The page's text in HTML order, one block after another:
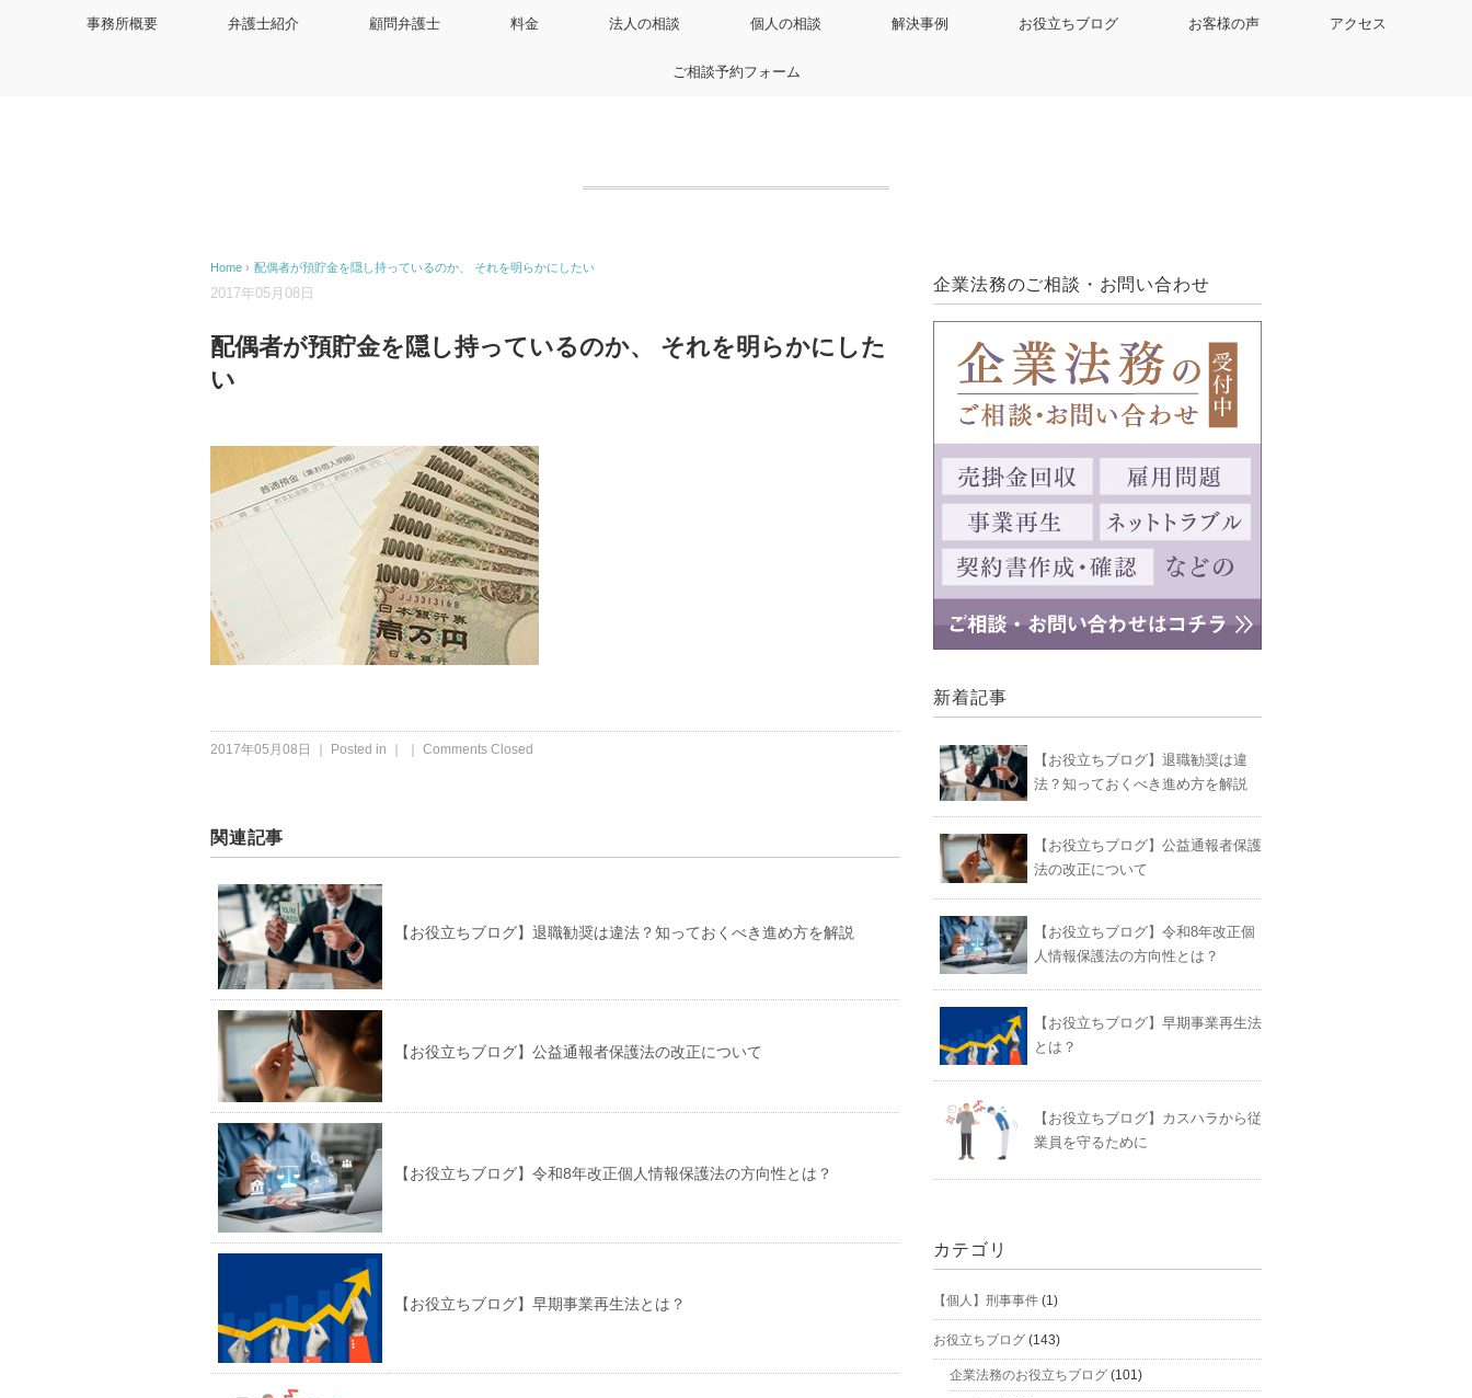
事務所概要 弁護士紹介 顧問弁護士 料金 法人の相談 個人の相談 解決事例 お役立ちブログ お客様の声 アクセス
ご相談予約フォーム
Home › 配偶者が預貯金を隠し持っているのか、 それを明らかにしたい
2017年05月08日
配偶者が預貯金を隠し持っているのか、 それを明らかにした
い
2017年05月08日 ｜ Posted in ｜ ｜ Comments Closed
関連記事
【お役立ちブログ】退職勧奨は違法？知っておくべき進め方を解説
【お役立ちブログ】公益通報者保護法の改正について
【お役立ちブログ】令和8年改正個人情報保護法の方向性とは？
【お役立ちブログ】早期事業再生法とは？
企業法務のご相談・お問い合わせ
新着記事
【お役立ちブログ】退職勧奨は違
法？知っておくべき進め方を解説
【お役立ちブログ】公益通報者保護
法の改正について
【お役立ちブログ】令和8年改正個
人情報保護法の方向性とは？
【お役立ちブログ】早期事業再生法
とは？
【お役立ちブログ】カスハラから従
業員を守るために
カテゴリ
【個人】刑事事件 (1)
お役立ちブログ (143)
企業法務のお役立ちブログ (101)